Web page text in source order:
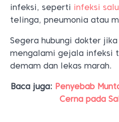
infeksi, seperti infeksi
telinga, pneumonia atau
Segera hubungi dokter
mengalami gejala infeksi
demam dan lekas marah.
Baca juga: Penyebab
Cerna pada